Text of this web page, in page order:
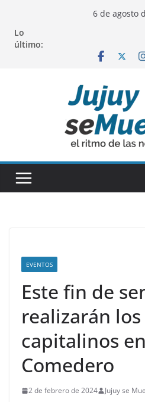
contenido
6 de agosto
Lo
último:
EVENTOS
Este fin de
realizarán
capitalinos
Comedero
2 de febrero de 2024 Jujuy se